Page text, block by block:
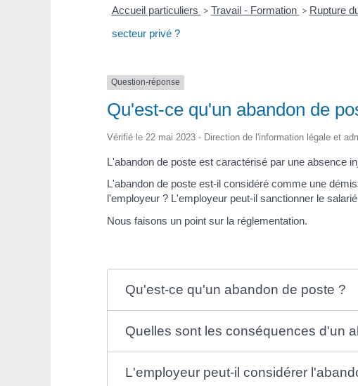
Accueil particuliers > Travail - Formation > Rupture
secteur privé ?
Question-réponse
Qu'est-ce qu'un abandon de
Vérifié le 22 mai 2023 - Direction de l'information légale et
L'abandon de poste est caractérisé par une absence
L'abandon de poste est-il considéré comme une
l'employeur ? L'employeur peut-il sanctionner le
Nous faisons un point sur la réglementation.
Qu'est-ce qu'un abandon de poste ?
Quelles sont les conséquences d'un
L'employeur peut-il considérer